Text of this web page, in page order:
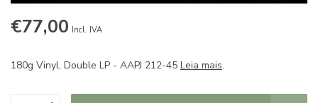
€77,00 Incl. IVA
180g Vinyl, Double LP - AAPJ 212-45 Leia mais.